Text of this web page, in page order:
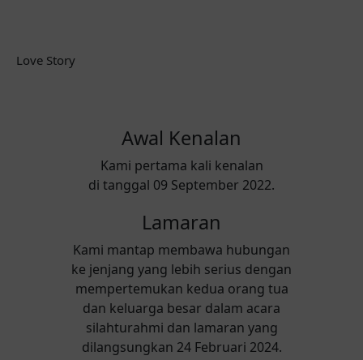
Love Story
Awal Kenalan
Kami pertama kali kenalan
di tanggal 09 September 2022.
Lamaran
Kami mantap membawa hubungan
ke jenjang yang lebih serius dengan
mempertemukan kedua orang tua
dan keluarga besar dalam acara
silahturahmi dan lamaran yang
dilangsungkan 24 Februari 2024.